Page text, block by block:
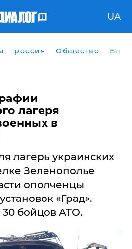
UA
россия Общество
лагеря
в
лагерь украинских
Зеленополье
ополченцы
«Град».
бойцов АТО.